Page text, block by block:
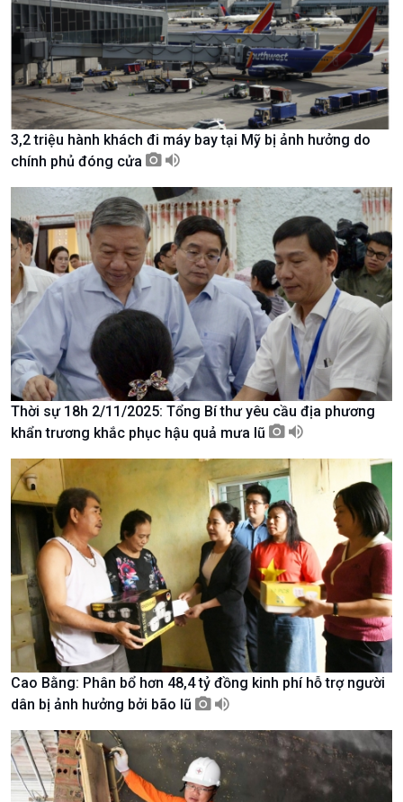
Nam
Xã hội
Tin Đời sống & Xã hội
360 độ Sức khỏe
Chuyển đổi Xanh
Tài nguyên và Môi trường
Chuyên gia của bạn
Xã hội chuyển động
Bước chân đến trường
Khoa học & Công nghệ
Tin Khoa học & Công nghệ
Kết nối công nghệ
Sống chung với biến đổi
khí hậu
3,2 triệu hành khách đi máy bay tại Mỹ bị ảnh hưởng do
chính phủ đóng cửa
Thời sự 18h 2/11/2025: Tổng Bí thư yêu cầu địa phương
khẩn trương khắc phục hậu quả mưa lũ
Cao Bằng: Phân bổ hơn 48,4 tỷ đồng kinh phí hỗ trợ người
dân bị ảnh hưởng bởi bão lũ